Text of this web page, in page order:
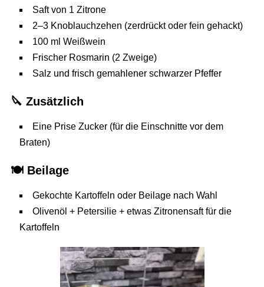
Saft von 1 Zitrone
2–3 Knoblauchzehen (zerdrückt oder fein gehackt)
100 ml Weißwein
Frischer Rosmarin (2 Zweige)
Salz und frisch gemahlener schwarzer Pfeffer
🔪 Zusätzlich
Eine Prise Zucker (für die Einschnitte vor dem
Braten)
🍽️ Beilage
Gekochte Kartoffeln oder Beilage nach Wahl
Olivenöl + Petersilie + etwas Zitronensaft für die
Kartoffeln